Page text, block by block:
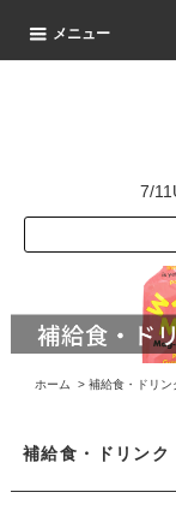
メニュー
7/
ホーム > 補給食・ドリン
補給食・ドリンク